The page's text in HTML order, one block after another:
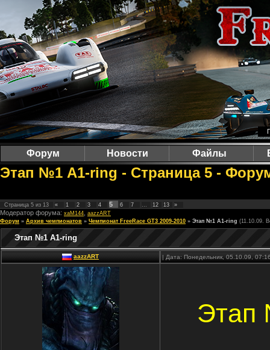
Форум Новости Файлы
Этап №1 A1-ring - Страница 5 -
Страница 5 из 13 « 1 2 3 4 5 6 7 … 12 13 »
Модератор форума: xaM144 aazzART
Форум » Архив чемпионатов » Чемпионат FreeRace GT3 2009-2010 » Этап №1 A1-ring (11.10.09.
Этап №1 A1-ring
aazzART | Дата: Понедельник, 05.10.09,
Этап